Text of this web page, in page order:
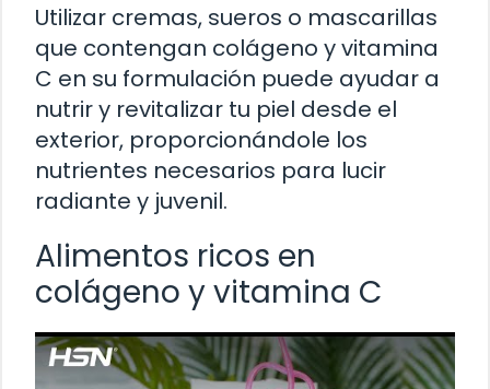
Utilizar cremas, sueros o mascarillas
que contengan colágeno y vitamina
C en su formulación puede ayudar a
nutrir y revitalizar tu piel desde el
exterior, proporcionándole los
nutrientes necesarios para lucir
radiante y juvenil.
Alimentos ricos en
colágeno y vitamina C